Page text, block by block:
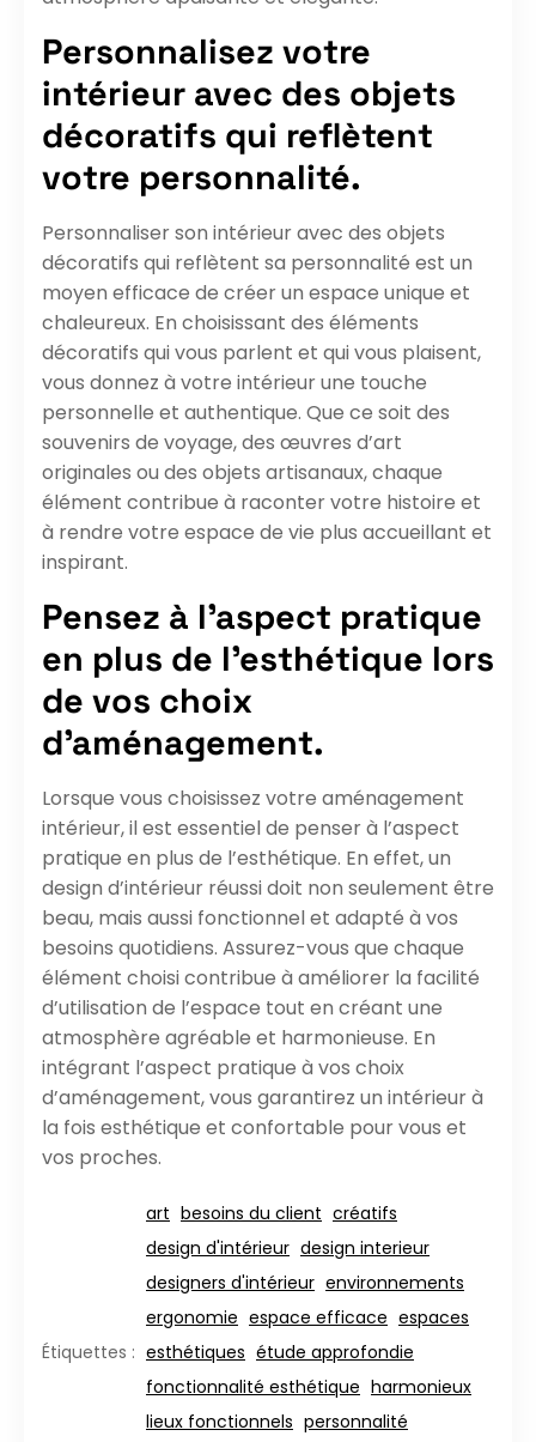
Personnalisez votre
intérieur avec des objets
décoratifs qui reflètent
votre personnalité.
Personnaliser son intérieur avec des objets
décoratifs qui reflètent sa personnalité est un
moyen efficace de créer un espace unique et
chaleureux. En choisissant des éléments
décoratifs qui vous parlent et qui vous plaisent,
vous donnez à votre intérieur une touche
personnelle et authentique. Que ce soit des
souvenirs de voyage, des œuvres d’art
originales ou des objets artisanaux, chaque
élément contribue à raconter votre histoire et
à rendre votre espace de vie plus accueillant et
inspirant.
Pensez à l’aspect pratique
en plus de l’esthétique lors
de vos choix
d’aménagement.
Lorsque vous choisissez votre aménagement
intérieur, il est essentiel de penser à l’aspect
pratique en plus de l’esthétique. En effet, un
design d’intérieur réussi doit non seulement être
beau, mais aussi fonctionnel et adapté à vos
besoins quotidiens. Assurez-vous que chaque
élément choisi contribue à améliorer la facilité
d’utilisation de l’espace tout en créant une
atmosphère agréable et harmonieuse. En
intégrant l’aspect pratique à vos choix
d’aménagement, vous garantirez un intérieur à
la fois esthétique et confortable pour vous et
vos proches.
Étiquettes :
art besoins du client créatifs
design d'intérieur design interieur
designers d'intérieur environnements
ergonomie espace efficace espaces
esthétiques étude approfondie
fonctionnalité esthétique harmonieux
lieux fonctionnels personnalité